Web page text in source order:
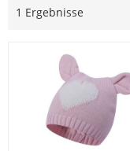
1 Ergebnisse